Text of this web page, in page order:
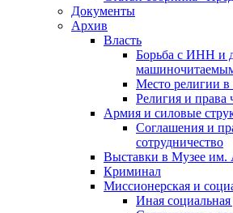
Документы
Архив
Власть
Борьба с ИНН и
Место религии
Религия и права
Армия и силовые
Соглашения и
сотрудничество
Выставки в Музее им.
Криминал
Миссионерская и
Иная социальная